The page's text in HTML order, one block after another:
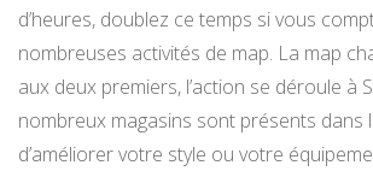
d’heures, doublez ce temps si vous
nombreuses activités de map. La map
aux deux premiers, l’action se déroule à
nombreux magasins sont présents dans
d’améliorer votre style ou votre